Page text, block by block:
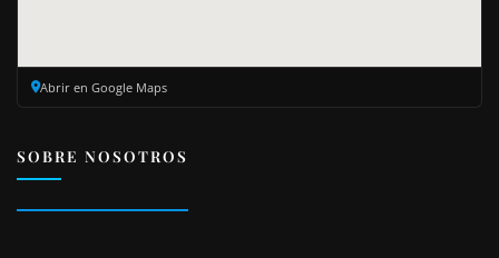
Abrir en Google Maps
SOBRE NOSOTROS